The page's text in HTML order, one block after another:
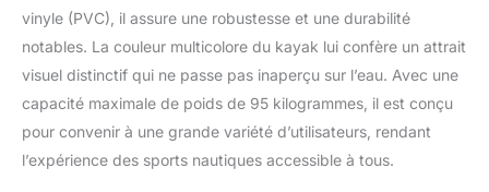
vinyle (PVC), il assure une robustesse et une durabilité
notables. La couleur multicolore du kayak lui confère un attrait
visuel distinctif qui ne passe pas inaperçu sur l’eau. Avec une
capacité maximale de poids de 95 kilogrammes, il est conçu
pour convenir à une grande variété d’utilisateurs, rendant
l’expérience des sports nautiques accessible à tous.